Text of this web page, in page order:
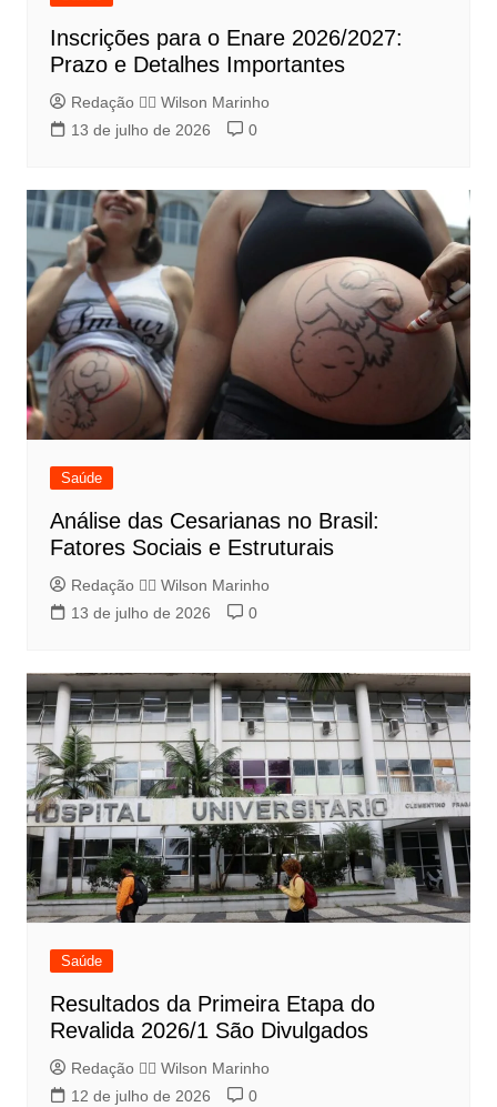
Inscrições para o Enare 2026/2027:
Prazo e Detalhes Importantes
Redação 👨‍⚖️​ Wilson Marinho
13 de julho de 2026
0
Saúde
Análise das Cesarianas no Brasil:
Fatores Sociais e Estruturais
Redação 👨‍⚖️​ Wilson Marinho
13 de julho de 2026
0
Saúde
Resultados da Primeira Etapa do
Revalida 2026/1 São Divulgados
Redação 👨‍⚖️​ Wilson Marinho
12 de julho de 2026
0